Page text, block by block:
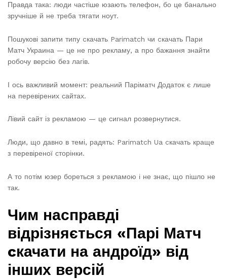
Правда така: люди частіше юзають телефон, бо це банально
зручніше й не треба тягати ноут.
Пошукові запити типу cкачать Parimatch чи cкачать Пари
Матч Украина — це не про рекламу, а про бажання знайти
робочу версію без лагів.
І ось важливий момент: реальний Паріматч Додаток є лише
на перевірених сайтах.
Лівий сайт із рекламою — це сигнал розвернутися.
Люди, що давно в темі, радять: Parimatch Ua cкачать краще
з перевіреної сторінки.
А то потім юзер бореться з рекламою і не знає, що пішло не
так.
Чим насправді
відрізняється «Парі Матч
cкачати на андроїд» від
інших версій